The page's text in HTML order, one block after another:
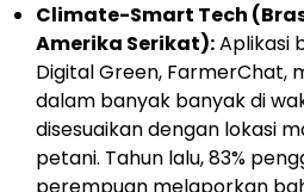
Climate-Smart Tech
Amerika Serikat):Aplikasi
Digital Green, FarmerChat,
dalam banyak banyak di
disesuaikan dengan lokasi
petani. Tahun lalu, 83%